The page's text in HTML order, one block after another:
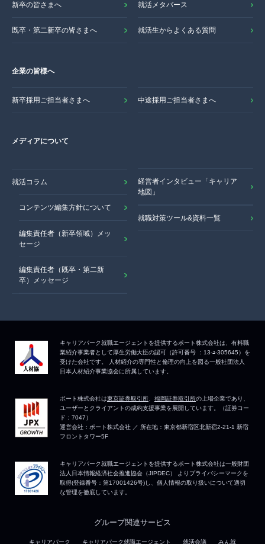
新卒の皆さまへ 就活メタバース
既卒・第二新卒の皆さまへ 就活生からよくある質問
企業の皆様へ
新卒採用ご担当者さまへ 中途採用ご担当者さまへ
メディアについて
就活コラム
コンテンツ編集方針について
編集責任者（新卒領域）メッ
セージ
編集責任者（既卒・第二新
卒）メッセージ
経営者インタビュー「キャリア
地図」
就職対策ツール&資料一覧